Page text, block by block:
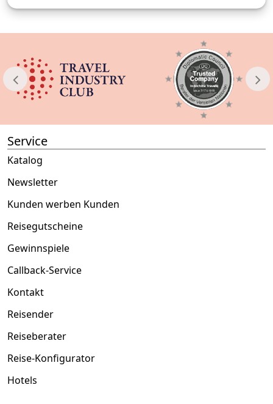
Service
Katalog
Newsletter
Kunden werben Kunden
Reisegutscheine
Gewinnspiele
Callback-Service
Kontakt
Reisender
Reiseberater
Reise-Konfigurator
Hotels